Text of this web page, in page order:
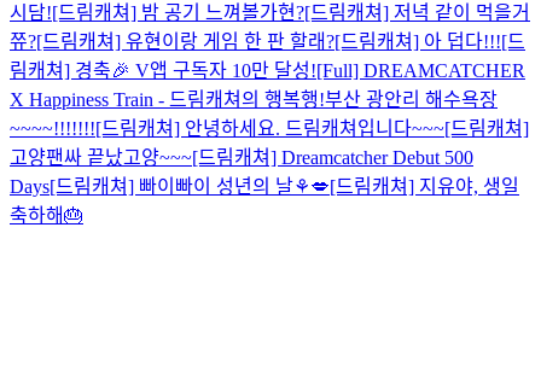
시담![드림캐쳐] 밤 공기 느껴볼가현?[드림캐쳐] 저녁 같이 먹을거
쮸?[드림캐쳐] 유현이랑 게임 한 판 할래?[드림캐쳐] 아 덥다!!![드
림캐쳐] 경축🎉 V앱 구독자 10만 달성![Full] DREAMCATCHER
X Happiness Train - 드림캐쳐의 행복행!부산 광안리 해수욕장
~~~~!!!!!!![드림캐쳐] 안녕하세요. 드림캐쳐입니다~~~[드림캐쳐]
고양팬싸 끝났고양~~~[드림캐쳐] Dreamcatcher Debut 500
Days[드림캐쳐] 빠이빠이 성년의 날⚘💋[드림캐쳐] 지유야, 생일
축하해🎂